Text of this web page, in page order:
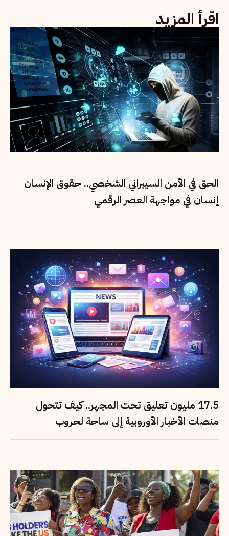
اقرأ المزيد
الحق في الأمن السيبراني الشخصي.. حقوق الإنسان
إنسان في مواجهة العصر الرقمي
17.5 مليون تعليق تحت المجهر.. كيف تتحول
منصات الأخبار الأوروبية إلى ساحة لحروب
المعلومات؟